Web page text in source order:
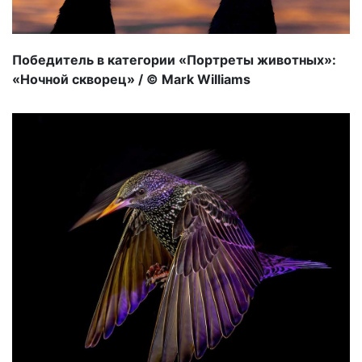
Победитель в категории «Портреты животных»:
«Ночной скворец» / © Mark Williams